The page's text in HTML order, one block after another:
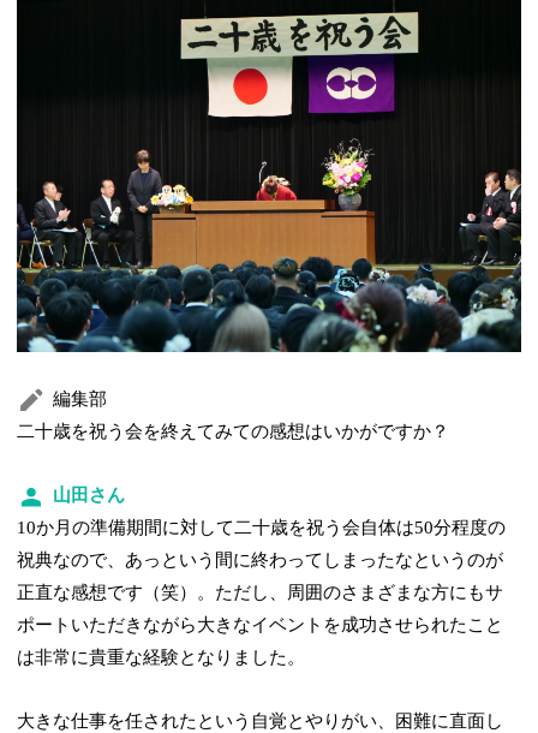
編集部
二十歳を祝う会を終えてみての感想はいかがですか？
山田さん
10か月の準備期間に対して二十歳を祝う会自体は50分程度の
祝典なので、あっという間に終わってしまったなというのが
正直な感想です（笑）。ただし、周囲のさまざまな方にもサ
ポートいただきながら大きなイベントを成功させられたこと
は非常に貴重な経験となりました。
大きな仕事を任されたという自覚とやりがい、困難に直面し